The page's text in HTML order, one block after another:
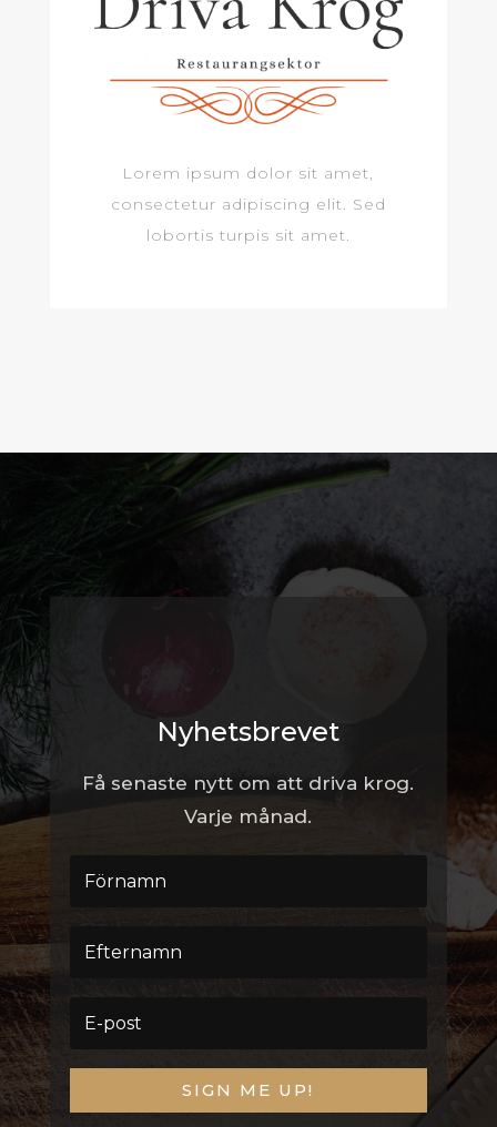
Lorem ipsum dolor sit amet,
consectetur adipiscing elit. Sed
lobortis turpis sit amet.
Nyhetsbrevet
Få senaste nytt om att driva krog.
Varje månad.
SIGN ME UP!